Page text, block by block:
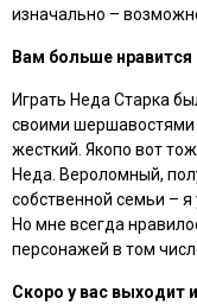
изначально –
Вам больше нравится
Играть Неда Старка
своими шершавостями
жесткий. Якопо вот
Неда. Вероломный,
собственной семьи – я
Но мне всегда
персонажей в том
Скоро у вас выходит